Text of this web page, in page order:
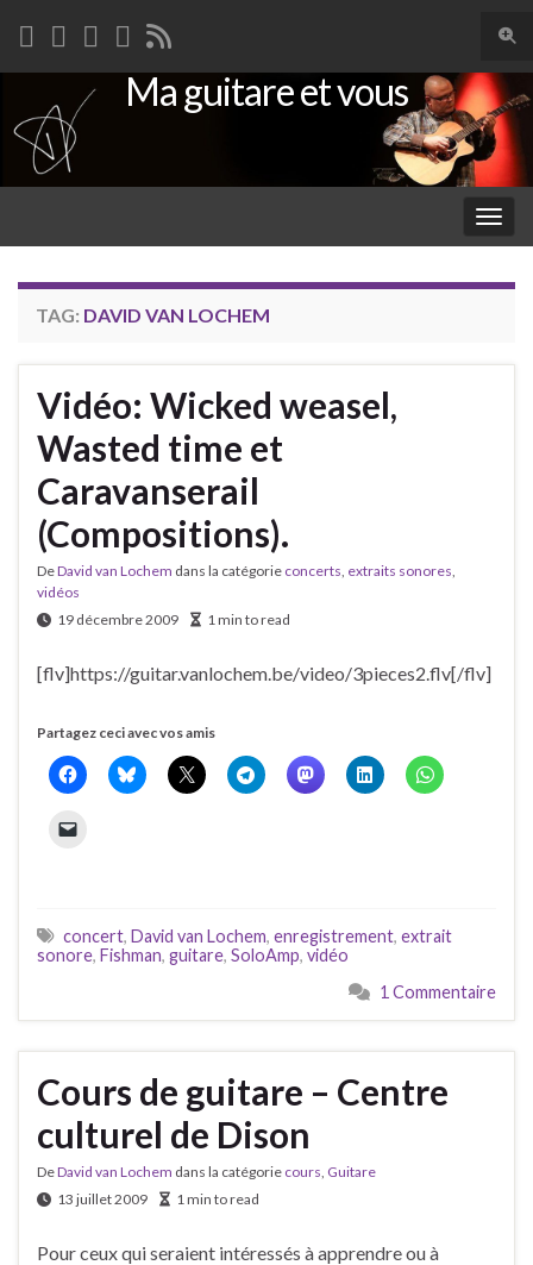
Search for:
Ma guitare et vous
TAG: DAVID VAN LOCHEM
Vidéo: Wicked weasel,
Wasted time et
Caravanserail
(Compositions).
DeDavid van Lochem dans la catégorie concerts extraits sonores
vidéos
19 décembre 2009
1 min to read
[flv]https://guitar.vanlochem.be/video/3pieces2.flv[/flv]
Partagez ceci avec vos amis
concert, David van Lochem, enregistrement, extrait
sonore, Fishman, guitare, SoloAmp, vidéo
1 Commentaire
Cours de guitare – Centre
culturel de Dison
DeDavid van Lochem dans la catégorie cours Guitare
13 juillet 2009
1 min to read
Pour ceux qui seraient intéressés à apprendre ou à